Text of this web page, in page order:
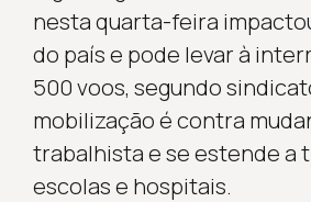
nesta quarta-feira
do país e pode levar à
500 voos, segundo
mobilização é contra
trabalhista e se estende a
escolas e hospitais.